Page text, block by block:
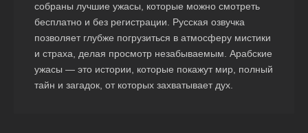
собраны лучшие ужасы, которые можно смотреть
бесплатно и без регистрации. Русская озвучка
позволяет глубже погрузиться в атмосферу мистики
и страха, делая просмотр незабываемым. Арабские
ужасы — это истории, которые покажут мир, полный
тайн и загадок, от которых захватывает дух.